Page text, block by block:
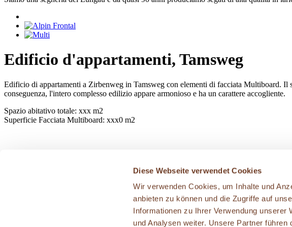
Diese Webseite verwendet Cookies
Wir verwenden Cookies, um Inhalte und
anbieten zu können und die Zugriffe auf
Informationen zu Ihrer Verwendung
und Analysen weiter. Unsere Partner
Edificio d'appartamenti, Tamsweg
Edificio di appartamenti a Zirbenweg in Tamsweg con elementi di facciata Multiboard.
conseguenza, l'intero complesso edilizio appare armonioso e ha un carattere accogliente.
Spazio abitativo totale: xxx m2
Superficie Facciata Multiboard: xxx0 m2